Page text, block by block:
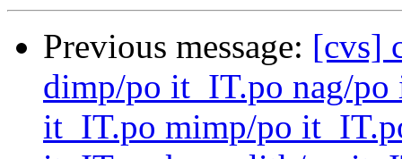
Previous message: [cvs]
dimp/po it_IT.po nag/
it_IT.po mimp/po